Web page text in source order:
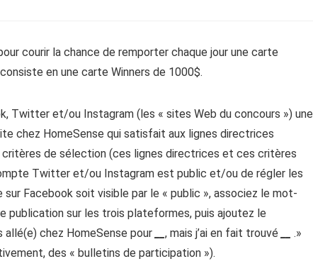
courir la chance de remporter chaque jour une carte
en une carte Winners de 1000$.
Twitter et/ou Instagram (les « sites Web du concours ») une
chez HomeSense qui satisfait aux lignes directrices
de sélection (ces lignes directrices et ces critères
Twitter et/ou Instagram est public et/ou de régler les
Facebook soit visible par le « public », associez le mot-
publication sur les trois plateformes, puis ajoutez le
allé(e) chez HomeSense pour
, mais j’ai en fait trouvé
.»
des « bulletins de participation »).